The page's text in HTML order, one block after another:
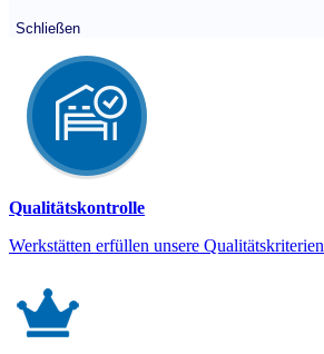
Schließen
Qualitätskontrolle
Werkstätten erfüllen unsere Qualitätskriterien